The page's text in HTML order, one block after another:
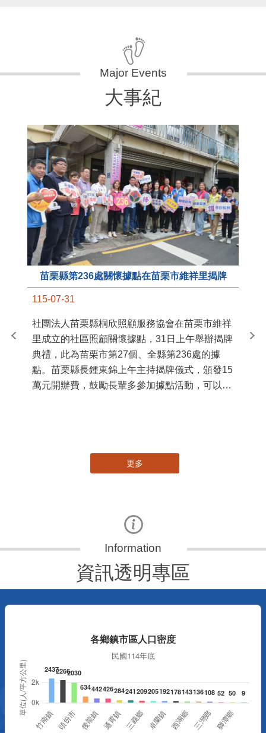
大事紀
苗栗縣第236處關懷據點在苗栗市維祥里揭牌
115-07-31
社團法人苗栗縣桐欣照顧服務協會在苗栗市維祥
里成立的社區照顧關懷據點，31日上午舉辦揭牌
典禮，此為苗栗市第27個、全縣第236處的據
點。苗栗縣長鍾東錦上午主持揭牌儀式，頒發15
萬元開辦費，鼓勵長輩多參加據點活動，可以更
苗
更多
資訊透明專區